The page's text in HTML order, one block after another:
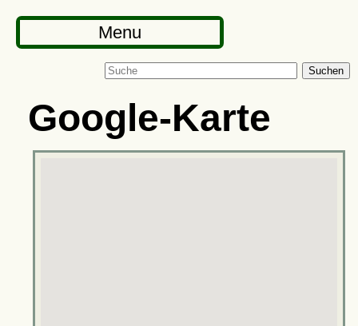
Menu
Suchen
Google-Karte